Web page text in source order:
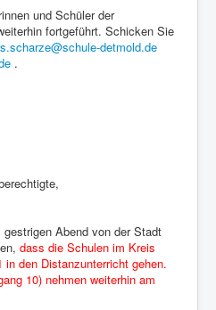
und Schüler der
fortgeführt. Schicken Sie
s.scharze@schule-detmold.de
.
Abend von der Stadt
dass die Schulen im Kreis
in den Distanzunterricht gehen.
10) nehmen weiterhin am